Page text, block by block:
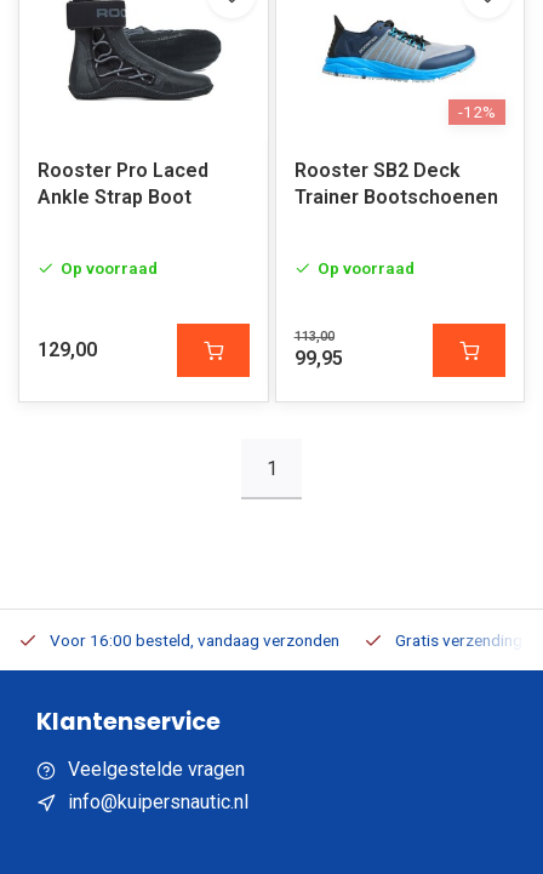
Rooster Pro Laced
Ankle Strap Boot
Op voorraad
129,00
-12%
Rooster SB2 Deck
Trainer Bootschoenen
Op voorraad
113,00
99,95
1
Voor 16:00 besteld, vandaag verzonden Gratis verzending
Klantenservice
Veelgestelde vragen
info@kuipersnautic.nl